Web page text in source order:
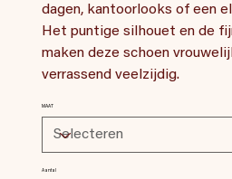
dagen, kantoorlooks of een
Het puntige silhouet en de
maken deze schoen
verrassend veelzijdig.
MAAT
Aantal